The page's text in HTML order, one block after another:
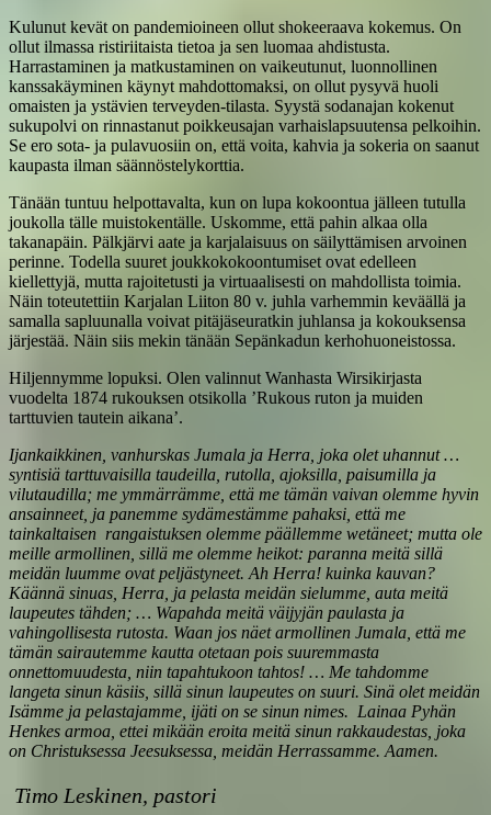
Kulunut kevät on pandemioineen ollut shokeeraava kokemus. On
ollut ilmassa ristiriitaista tietoa ja sen luomaa ahdistusta.
Harrastaminen ja matkustaminen on vaikeutunut, luonnollinen
kanssakäyminen käynyt mahdottomaksi, on ollut pysyvä huoli
omaisten ja ystävien terveyden-tilasta. Syystä sodanajan kokenut
sukupolvi on rinnastanut poikkeusajan varhaislapsuutensa pelkoihin.
Se ero sota- ja pulavuosiin on, että voita, kahvia ja sokeria on saanut
kaupasta ilman säännöstelykorttia.
Tänään tuntuu helpottavalta, kun on lupa kokoontua jälleen tutulla
joukolla tälle muistokentälle. Uskomme, että pahin alkaa olla
takanapäin. Pälkjärvi aate ja karjalaisuus on säilyttämisen arvoinen
perinne. Todella suuret joukkokokoontumiset ovat edelleen
kiellettyjä, mutta rajoitetusti ja virtuaalisesti on mahdollista toimia.
Näin toteutettiin Karjalan Liiton 80 v. juhla varhemmin keväällä ja
samalla sapluunalla voivat pitäjäseuratkin juhlansa ja kokouksensa
järjestää. Näin siis mekin tänään Sepänkadun kerhohuoneistossa.
Hiljennymme lopuksi. Olen valinnut Wanhasta Wirsikirjasta
vuodelta 1874 rukouksen otsikolla ’Rukous ruton ja muiden
tarttuvien tautein aikana’.
Ijankaikkinen, vanhurskas Jumala ja Herra, joka olet uhannut …
syntisiä tarttuvaisilla taudeilla, rutolla, ajoksilla, paisumilla ja
vilutaudilla; me ymmärrämme, että me tämän vaivan olemme hyvin
ansainneet, ja panemme sydämestämme pahaksi, että me
tainkaltaisen rangaistuksen olemme päällemme wetäneet; mutta ole
meille armollinen, sillä me olemme heikot: paranna meitä sillä
meidän luumme ovat peljästyneet. Ah Herra! kuinka kauvan?
Käännä sinuas, Herra, ja pelasta meidän sielumme, auta meitä
laupeutes tähden; … Wapahda meitä väijyjän paulasta ja
vahingollisesta rutosta. Waan jos näet armollinen Jumala, että me
tämän sairautemme kautta otetaan pois suuremmasta
onnettomuudesta, niin tapahtukoon tahtos! … Me tahdomme
langeta sinun käsiis, sillä sinun laupeutes on suuri. Sinä olet meidän
Isämme ja pelastajamme, ijäti on se sinun nimes. Lainaa Pyhän
Henkes armoa, ettei mikään eroita meitä sinun rakkaudestas, joka
on Christuksessa Jeesuksessa, meidän Herrassamme. Aamen.
Timo Leskinen, pastori